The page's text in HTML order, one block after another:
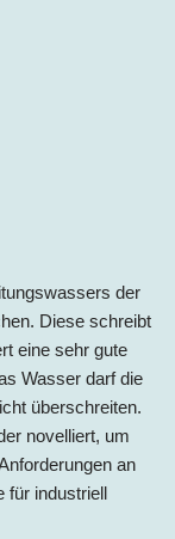
der
Diese schreibt
eine sehr gute
Wasser darf die
überschreiten.
novelliert, um
an
für industriell